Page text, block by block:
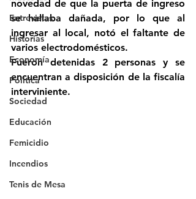
Entrevistas
Historias
Economía
Politica
Sociedad
Educación
Femicidio
Incendios
Tenis de Mesa
novedad de que la puerta de ingreso
se hallaba dañada, por lo que al
ingresar al local, notó el faltante de
varios electrodomésticos.
Fueron detenidas 2 personas y se
encuentran a disposición de la fiscalía
interviniente.